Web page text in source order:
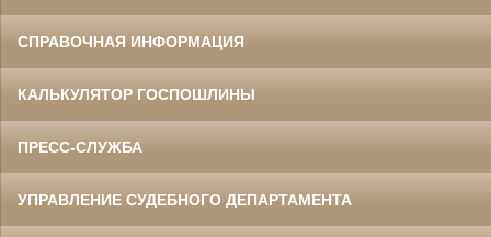
СПРАВОЧНАЯ ИНФОРМАЦИЯ
КАЛЬКУЛЯТОР ГОСПОШЛИНЫ
ПРЕСС-СЛУЖБА
УПРАВЛЕНИЕ СУДЕБНОГО ДЕПАРТАМЕНТА